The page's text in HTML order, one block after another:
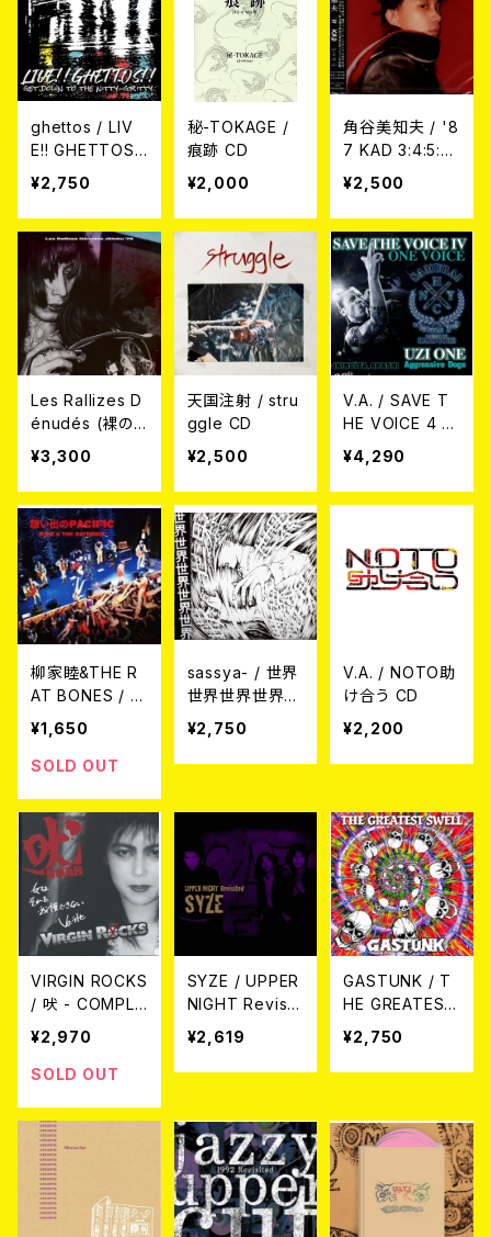
ghettos / LIV
E!! GHETTOS!!
GET DOWN T
O THE NITTY-
GRITTY CD
¥2,750
秘-TOKAGE /
痕跡 CD
¥2,000
角谷美知夫 / '8
7 KAD 3:4:5:6
CD
¥2,500
Les Rallizes D
énudés (裸の
ラリーズ) / 拾得
¥3,300
天国注射 / stru
ggle CD
¥2,500
V.A. / SAVE T
HE VOICE 4 九
州編 2CD’s Be
nefit compilati
on
¥4,290
柳家睦&THE R
AT BONES / 想
い出のPACIFIC
CD
¥1,650
SOLD OUT
sassya- / 世界
世界世界世界世
界 CD
¥2,750
V.A. / NOTO助
け合う CD
¥2,200
VIRGIN ROCKS
/ 吠 - COMPLE
TE VIRGIN RO
CKS- [2025 E
DITION] CD
¥2,970
SOLD OUT
SYZE / UPPER
NIGHT Revisit
ed CD
¥2,619
GASTUNK / T
HE GREATEST
SWELL CD
¥2,750